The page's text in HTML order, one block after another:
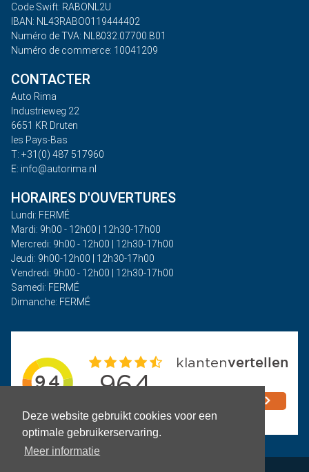
Deze website gebruikt cookies voor een
optimale gebruikerservaring.
Meer informatie
Code Swift: RABONL2U
IBAN: NL43RABO0119444402
Numéro de TVA: NL8032.07700.B01
Numéro de commerce: 10041209
CONTACTER
Auto Rima
Industrieweg 22
6651 KR Druten
les Pays-Bas
T: +31(0) 487 517960
E: info@autorima.nl
HORAIRES D'OUVERTURES
Lundi: FERMÉ
Mardi: 9h00 - 12h00 | 12h30-17h00
Mercredi: 9h00 - 12h00 | 12h30-17h00
Jeudi: 9h00-12h00 | 12h30-17h00
Vendredi: 9h00 - 12h00 | 12h30-17h00
Samedi: FERMÉ
Dimanche: FERMÉ